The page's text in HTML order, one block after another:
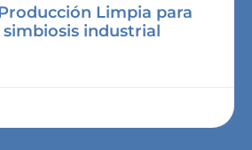
Limpia para
industrial